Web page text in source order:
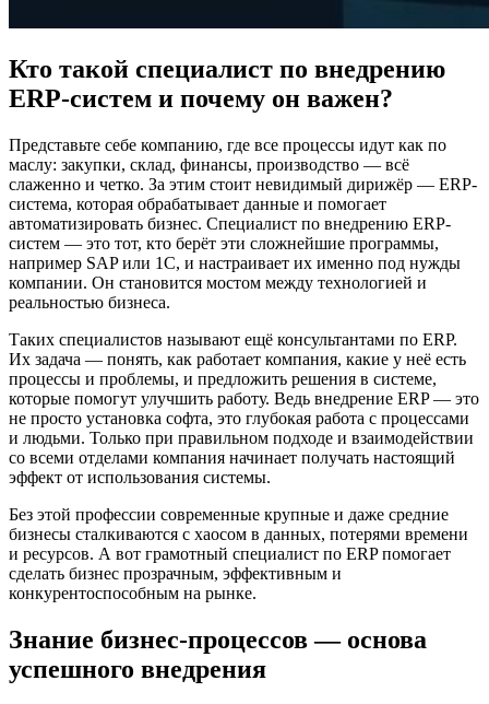
Кто такой специалист по внедрению
ERP-систем и почему он важен?
Представьте себе компанию, где все процессы идут как по
маслу: закупки, склад, финансы, производство — всё
слаженно и четко. За этим стоит невидимый дирижёр — ERP-
система, которая обрабатывает данные и помогает
автоматизировать бизнес. Специалист по внедрению ERP-
систем — это тот, кто берёт эти сложнейшие программы,
например SAP или 1С, и настраивает их именно под нужды
компании. Он становится мостом между технологией и
реальностью бизнеса.
Таких специалистов называют ещё консультантами по ERP.
Их задача — понять, как работает компания, какие у неё есть
процессы и проблемы, и предложить решения в системе,
которые помогут улучшить работу. Ведь внедрение ERP — это
не просто установка софта, это глубокая работа с процессами
и людьми. Только при правильном подходе и взаимодействии
со всеми отделами компания начинает получать настоящий
эффект от использования системы.
Без этой профессии современные крупные и даже средние
бизнесы сталкиваются с хаосом в данных, потерями времени
и ресурсов. А вот грамотный специалист по ERP помогает
сделать бизнес прозрачным, эффективным и
конкурентоспособным на рынке.
Знание бизнес-процессов — основа
успешного внедрения